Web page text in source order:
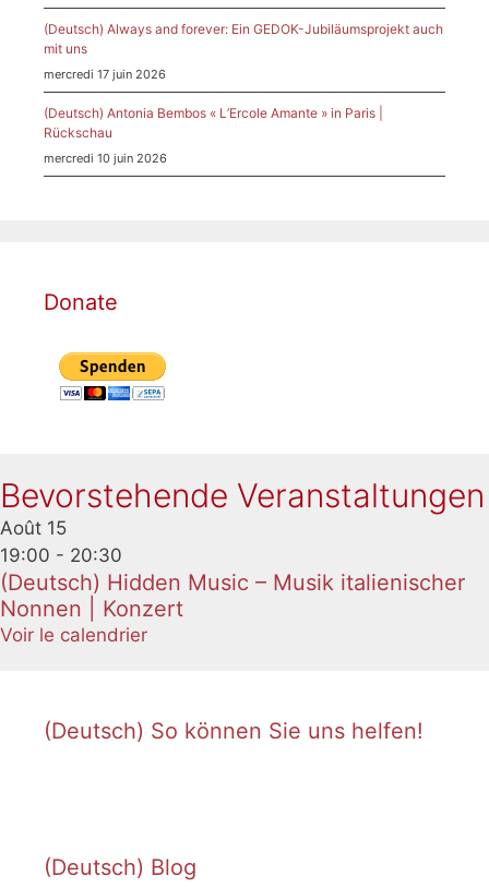
(Deutsch) Always and forever: Ein GEDOK-Jubiläumsprojekt auch
mit uns
mercredi 17 juin 2026
(Deutsch) Antonia Bembos « L’Ercole Amante » in Paris |
Rückschau
mercredi 10 juin 2026
Donate
Bevorstehende Veranstaltungen
Août 15
19:00 - 20:30
(Deutsch) Hidden Music – Musik italienischer
Nonnen | Konzert
Voir le calendrier
(Deutsch) So können Sie uns helfen!
(Deutsch) Blog